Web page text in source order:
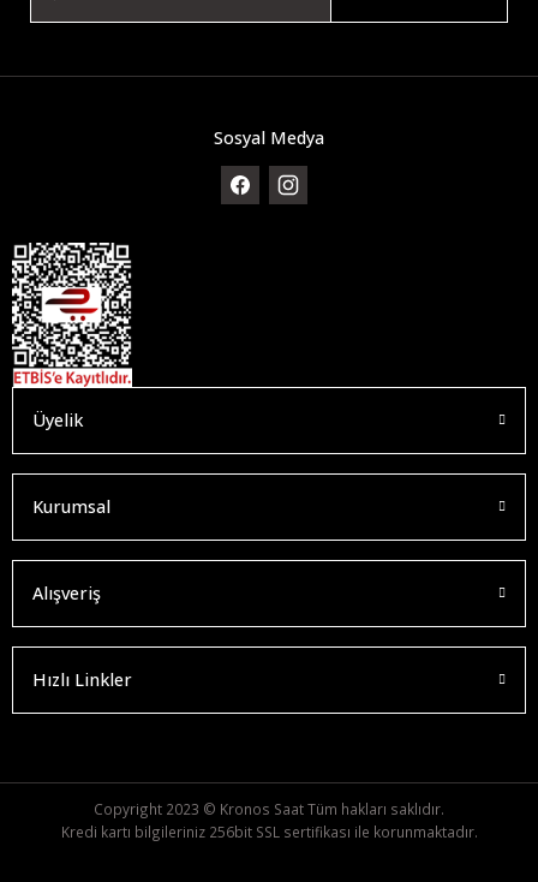
Sosyal Medya
Üyelik
Kurumsal
Alışveriş
Hızlı Linkler
Copyright 2023 © Kronos Saat Tüm hakları saklıdır.
Kredi kartı bilgileriniz 256bit SSL sertifikası ile korunmaktadır.